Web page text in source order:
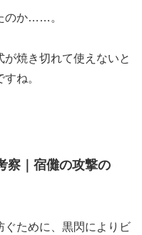
のか……。
焼き切れて使えないと
ね。
察｜宿儺の攻撃の
ぐために、黒閃によりビ